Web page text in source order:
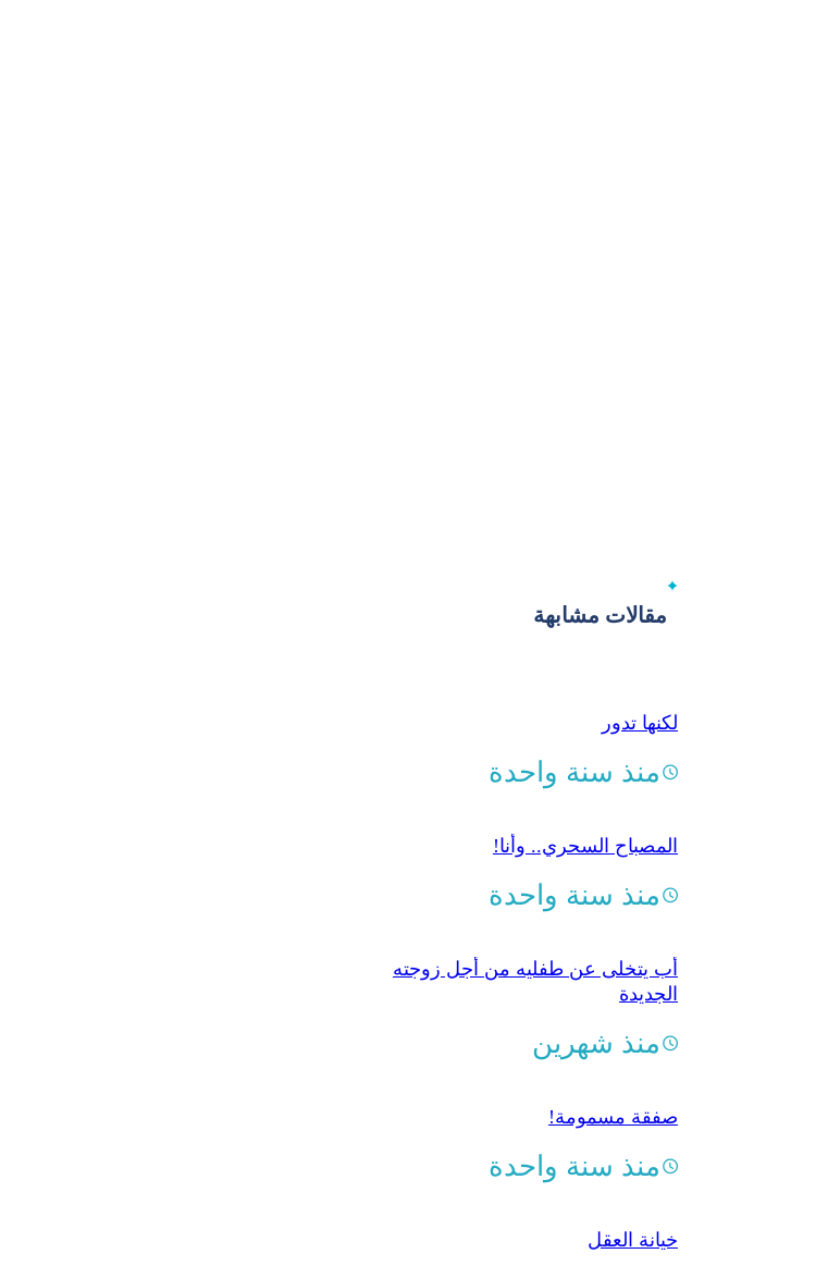
مقالات مشابهة
لكنها تدور
منذ سنة واحدة
المصباح السحري.. وأنا!
منذ سنة واحدة
أب يتخلى عن طفليه من أجل زوجته
الجديدة
منذ شهرين
صفقة مسمومة!
منذ سنة واحدة
خيانة العقل